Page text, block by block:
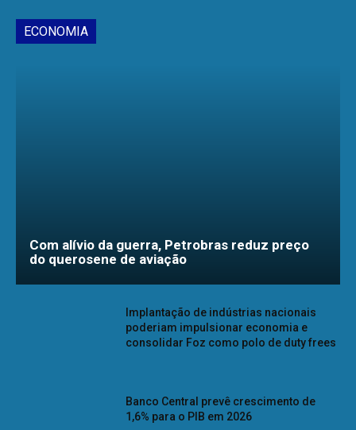
ECONOMIA
Com alívio da guerra, Petrobras reduz preço
do querosene de aviação
Implantação de indústrias nacionais
poderiam impulsionar economia e
consolidar Foz como polo de duty frees
Banco Central prevê crescimento de
1,6% para o PIB em 2026